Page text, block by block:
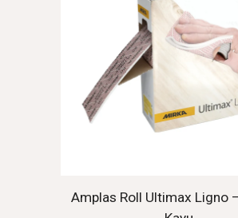
Amplas Roll Ultimax Ligno